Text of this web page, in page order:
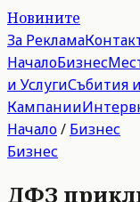
Новините
За Реклама
НачалоБизнес
и УслугиСъбития и
Кампании
Начало/ Бизнес
Бизнес
ДФЗ